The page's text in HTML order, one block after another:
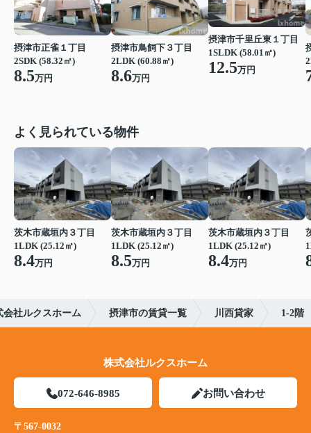
摂津市正雀１丁目
2SDK (58.32㎡)
8.5万円
摂津市鳥飼下３丁目
2LDK (60.88㎡)
8.6万円
摂津市千里丘東１丁目
1SLDK (58.01㎡)
12.5万円
よく見られている物件
茨木市蔵垣内３丁目
1LDK (25.12㎡)
8.4万円
茨木市蔵垣内３丁目
1LDK (25.12㎡)
8.5万円
茨木市蔵垣内３丁目
1LDK (25.12㎡)
8.4万円
会社ルクスホーム 摂津市の賃貸一覧 川西貸家 1-2階
株式会社ルクスホーム
072-646-8985 お問い合わせ
〒567-0032